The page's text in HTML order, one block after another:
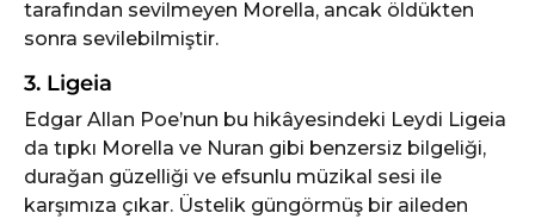
tarafından sevilmeyen Morella, ancak öldükten
sonra sevilebilmiştir.
3. Ligeia
Edgar Allan Poe’nun bu hikâyesindeki Leydi Ligeia
da tıpkı Morella ve Nuran gibi benzersiz bilgeliği,
durağan güzelliği ve efsunlu müzikal sesi ile
karşımıza çıkar. Üstelik güngörmüş bir aileden